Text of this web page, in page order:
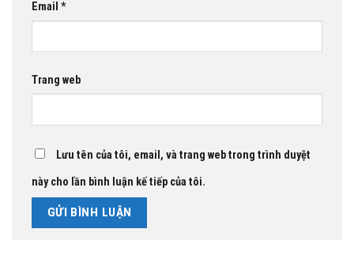
Email *
Trang web
Lưu tên của tôi, email, và trang web trong trình duyệt
này cho lần bình luận kế tiếp của tôi.